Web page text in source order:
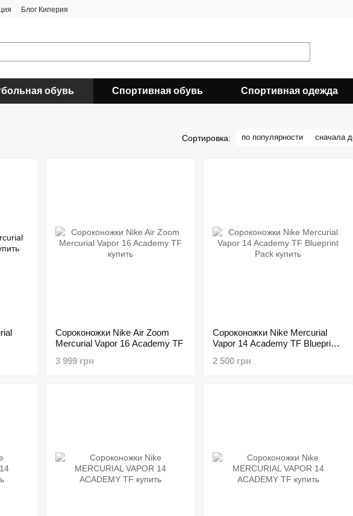
Блог Киперия
обувь Спортивная обувь Спортивная одежда
Сортировка: по популярности сначала
Сороконожки Nike Air Zoom
Mercurial Vapor 16 Academy TF
3 999 грн
Сороконожки Nike Mercurial
Vapor 14 Academy TF Blueprint
2 500 грн